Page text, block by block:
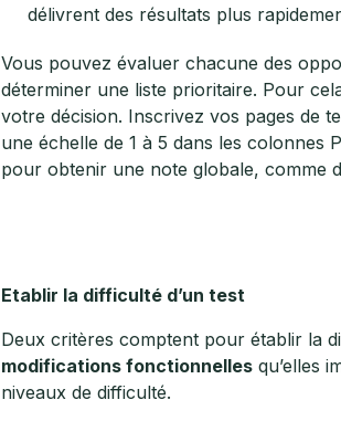
délivrent des résultats plus
Vous pouvez évaluer chacune des
déterminer une liste prioritaire. Pour
votre décision. Inscrivez vos pages de
une échelle de 1 à 5 dans les colonnes
pour obtenir une note globale, comme
Etablir la difficulté d’un test
Deux critères comptent pour établir la
modifications fonctionnellesqu’elles
niveaux de difficulté.